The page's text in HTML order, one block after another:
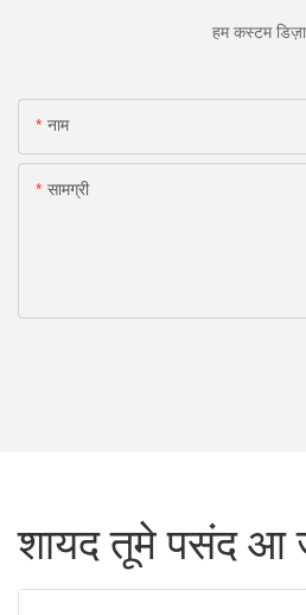
हम कस्टम
नाम
सामग्री
शायद तूमे पसंद आ